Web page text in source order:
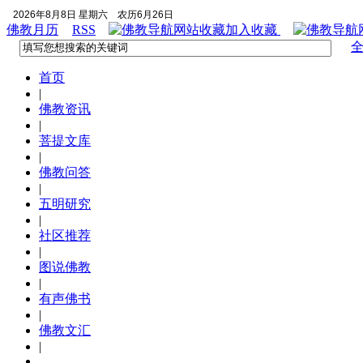
2026年8月8日 星期六 农历6月26日
佛教月历 RSS 加入收藏
首页
|
佛教资讯
|
菩提文库
|
佛教问答
|
五明研究
|
社区推荐
|
图说佛教
|
有声佛书
|
佛教文汇
|